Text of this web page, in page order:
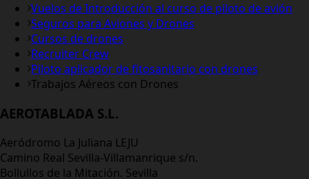
Vuelos de Introducción al curso de piloto de avión
Seguros para Aviones y Drones
Cursos de drones
Recruiter Crew
Piloto aplicador de fitosanitario con drones
Trabajos Aéreos con Drones
AEROTABLADA S.L.
Aeródromo La Juliana LEJU
Camino Real Sevilla-Villamanrique s/n.
Bollullos de la Mitación. Sevilla